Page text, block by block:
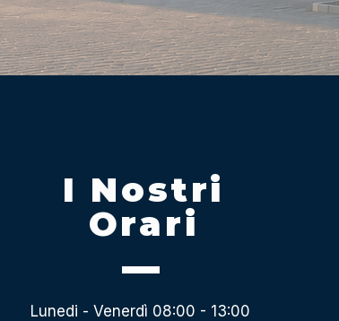
I Nostri
Orari
Lunedi - Venerdì 08:00 - 13:00